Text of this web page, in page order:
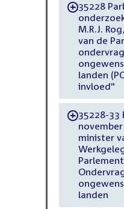
-35228
M.R.J.
van de
landen
invloed"
-35228-33
minister
landen